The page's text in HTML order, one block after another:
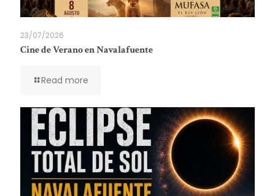
23/07/2026
Cine de Verano en Navalafuente
Read more